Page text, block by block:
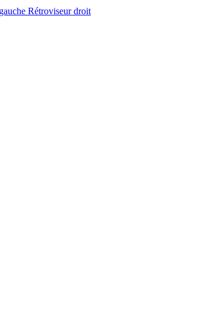
Rétroviseur droit